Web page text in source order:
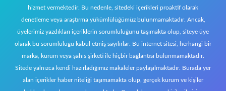
hizmet vermektedir. Bu nedenle, sitedeki içerikleri proaktif olarak
denetleme veya araştırma yükümlülüğümüz bulunmamaktadır. Ancak,
üyelerimiz yazdıkları içeriklerin sorumluluğunu taşımakta olup, siteye üye
olarak bu sorumluluğu kabul etmiş sayılırlar. Bu internet sitesi, herhangi bir
marka, kurum veya şahıs şirketi ile hiçbir bağlantısı bulunmamaktadır.
Sitede yalnızca kendi hazırladığımız makaleler paylaşılmaktadır. Burada yer
alan içerikler haber niteliği taşımamakta olup, gerçek kurum ve kişiler